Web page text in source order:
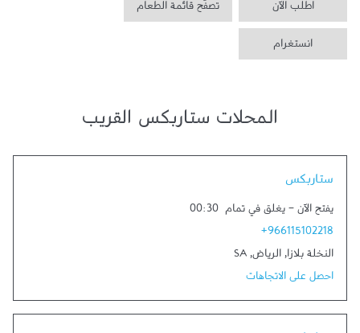
اطلب الآن تصفّح قائمة الطعام
انستغرام
المحلات ستاربكس القريب
ستاربكس
يفتح الآن - يغلق في تمام 00:30
+966115102218
النخلة بلازا, الرياض,
SA
احصل على الاتجاهات